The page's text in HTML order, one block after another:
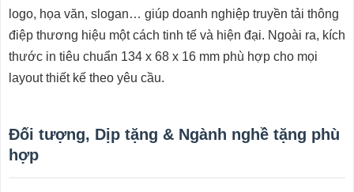
logo, họa văn, slogan… giúp doanh nghiệp truyền tải thông
điệp thương hiệu một cách tinh tế và hiện đại. Ngoài ra, kích
thước in tiêu chuẩn 134 x 68 x 16 mm phù hợp cho mọi
layout thiết kế theo yêu cầu.
Đối tượng, Dịp tặng & Ngành nghề tặng phù
hợp